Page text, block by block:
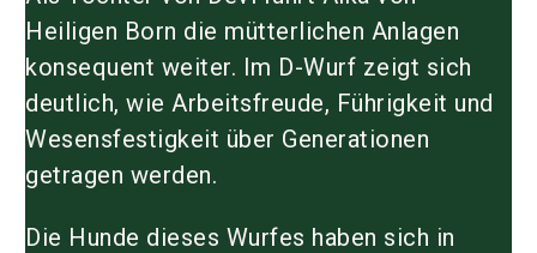
Heiligen Born die mütterlichen Anlagen
konsequent weiter. Im D-Wurf zeigt sich
deutlich, wie Arbeitsfreude, Führigkeit und
Wesensfestigkeit über Generationen
getragen werden.
Die Hunde dieses Wurfes haben sich in